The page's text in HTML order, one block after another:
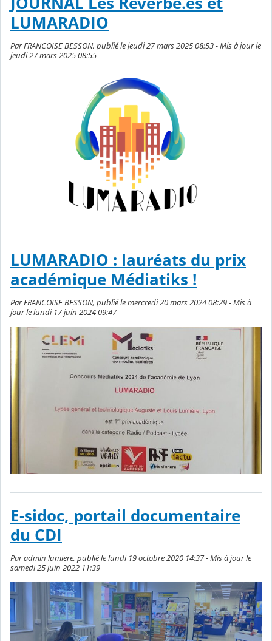
LUMARADIO
Par FRANCOISE BESSON, publié le jeudi 27 mars 2025 08:53 - Mis à jour le
jeudi 27 mars 2025 08:55
LUMARADIO : lauréats du prix
académique Médiatiks !
Par FRANCOISE BESSON, publié le mercredi 20 mars 2024 08:29 - Mis à
jour le lundi 17 juin 2024 09:47
E-sidoc, portail documentaire
du CDI
Par admin lumiere, publié le lundi 19 octobre 2020 14:37 - Mis à jour le
samedi 25 juin 2022 11:39